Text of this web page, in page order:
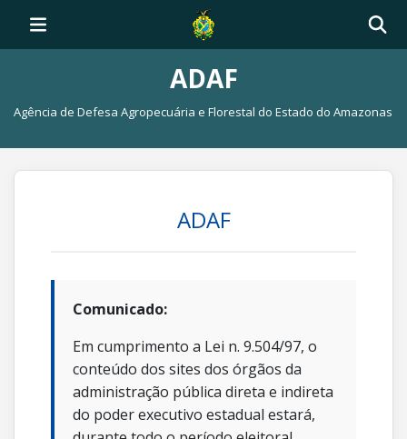
ADAF
Agência de Defesa Agropecuária e Florestal do Estado do Amazonas
ADAF
Comunicado:
Em cumprimento a Lei n. 9.504/97, o
conteúdo dos sites dos órgãos da
administração pública direta e indireta
do poder executivo estadual estará,